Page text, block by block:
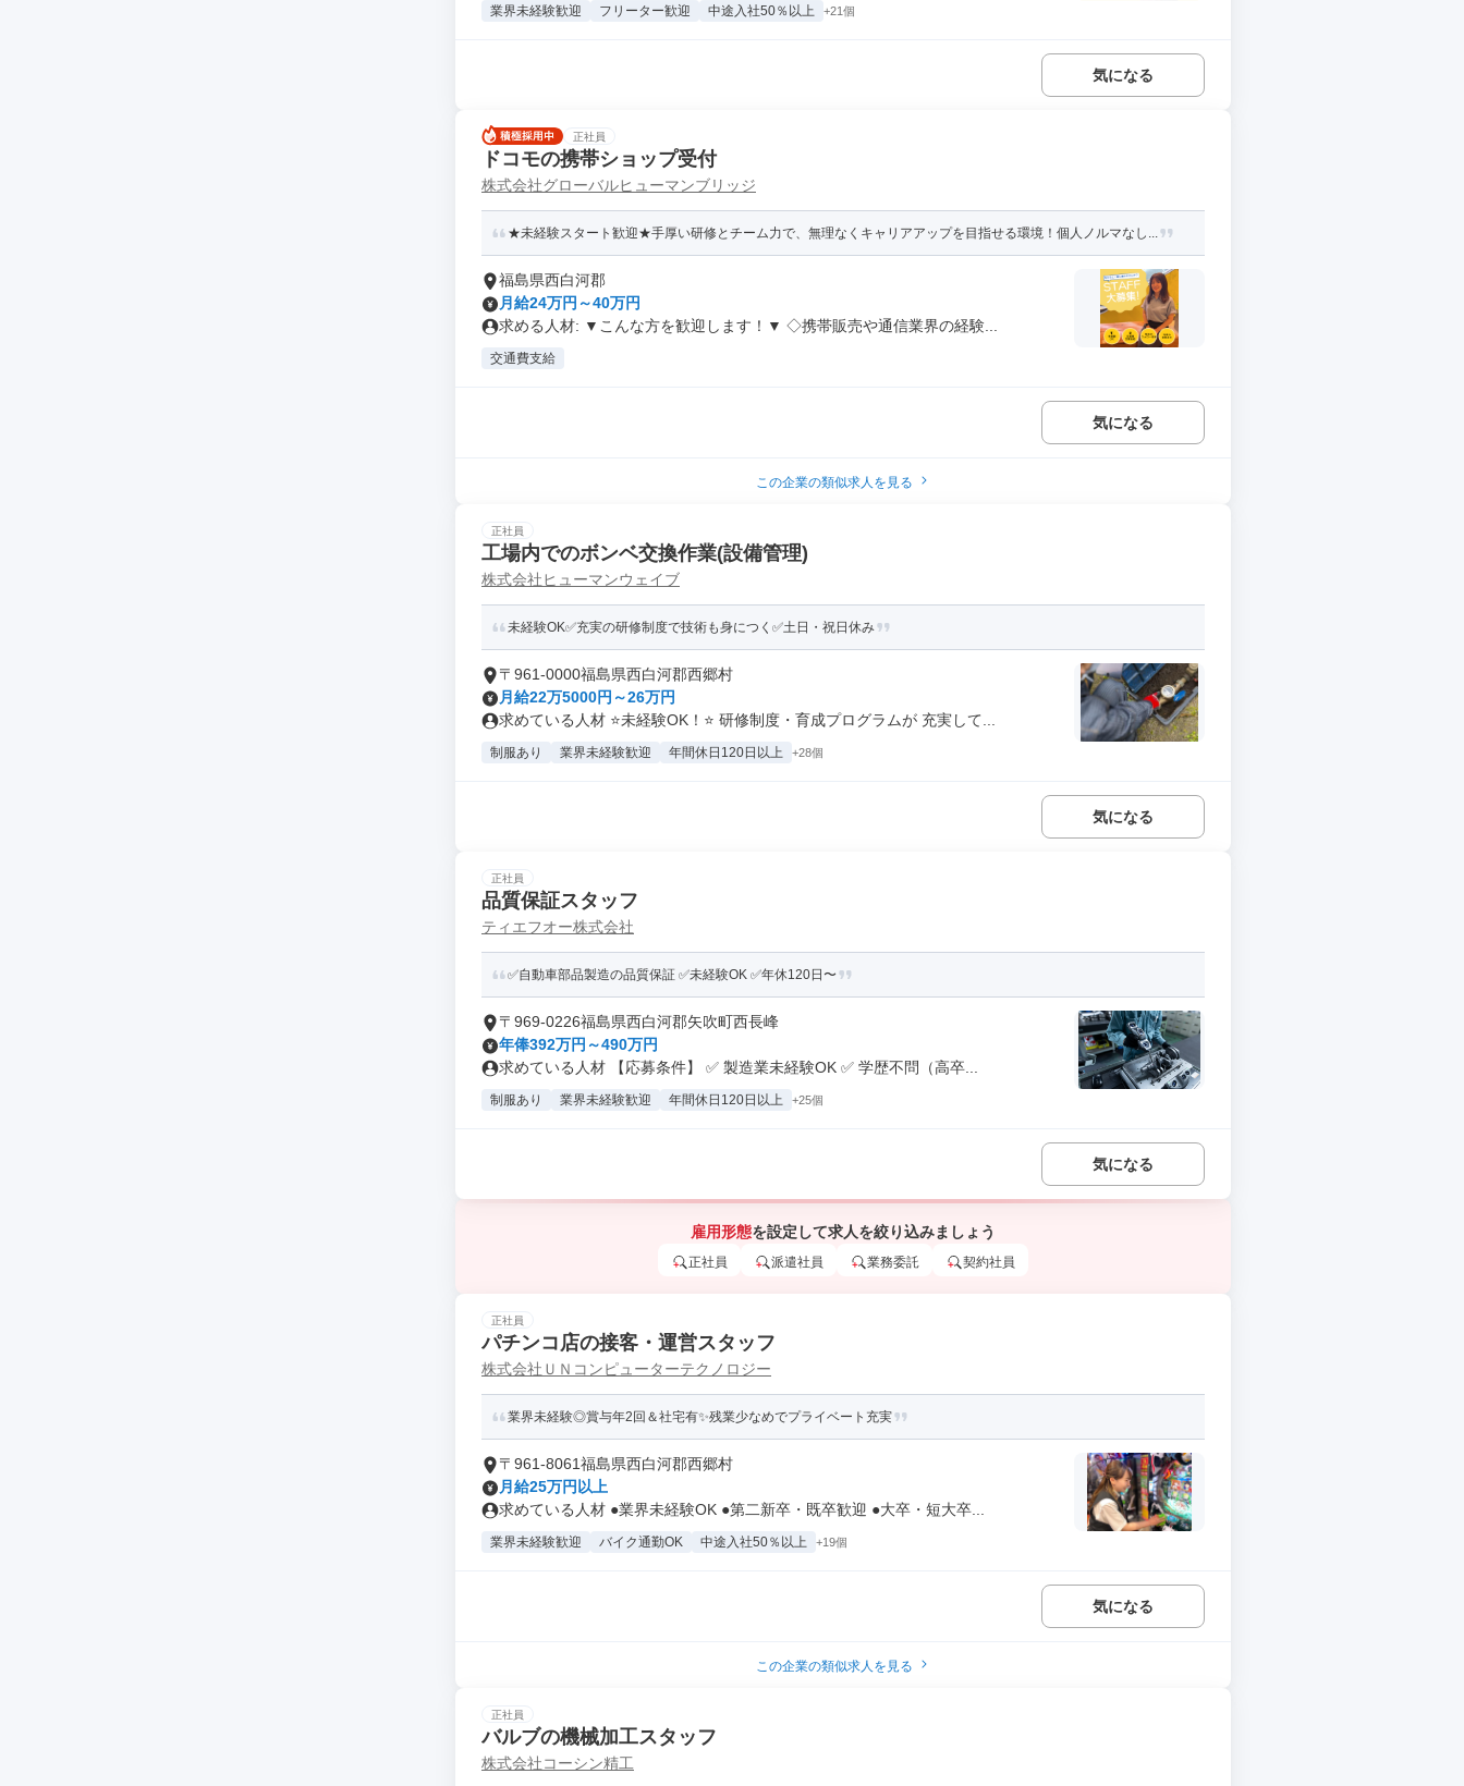
業界未経験歓迎 フリーター歓迎 中途入社50％以上 +21個
気になる
正社員
ドコモの携帯ショップ受付
株式会社グローバルヒューマンブリッジ
★未経験スタート歓迎★手厚い研修とチーム力で、無理なくキャリアアップを目指せる環境！個人ノルマなし...
福島県西白河郡
月給24万円～40万円
求める人材: ▼こんな方を歓迎します！▼ ◇携帯販売や通信業界の経験...
交通費支給
気になる
この企業の類似求人を見る
正社員
工場内でのボンベ交換作業(設備管理)
株式会社ヒューマンウェイブ
未経験OK✅充実の研修制度で技術も身につく✅土日・祝日休み
〒961-0000福島県西白河郡西郷村
月給22万5000円～26万円
求めている人材 ⭐未経験OK！⭐ 研修制度・育成プログラムが 充実して...
制服あり 業界未経験歓迎 年間休日120日以上 +28個
気になる
正社員
品質保証スタッフ
ティエフオー株式会社
✅自動車部品製造の品質保証 ✅未経験OK ✅年休120日〜
〒969-0226福島県西白河郡矢吹町西長峰
年俸392万円～490万円
求めている人材 【応募条件】 ✅ 製造業未経験OK ✅ 学歴不問（高卒...
制服あり 業界未経験歓迎 年間休日120日以上 +25個
気になる
雇用形態を設定して求人を絞り込みましょう
正社員 派遣社員 業務委託 契約社員
正社員
パチンコ店の接客・運営スタッフ
株式会社ＵＮコンピューターテクノロジー
業界未経験◎賞与年2回＆社宅有✨残業少なめでプライベート充実
〒961-8061福島県西白河郡西郷村
月給25万円以上
求めている人材 ●業界未経験OK ●第二新卒・既卒歓迎 ●大卒・短大卒...
業界未経験歓迎 バイク通勤OK 中途入社50％以上 +19個
気になる
この企業の類似求人を見る
正社員
バルブの機械加工スタッフ
株式会社コーシン精工